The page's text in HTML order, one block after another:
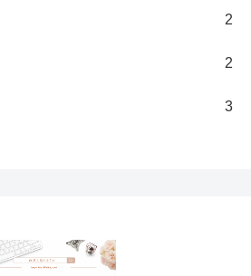
2
2
3